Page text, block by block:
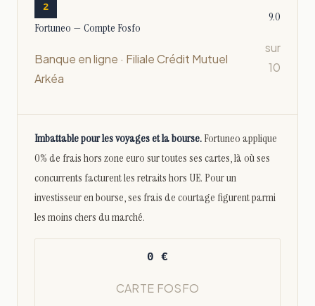
2
Fortuneo — Compte Fosfo
Banque en ligne · Filiale Crédit Mutuel
Arkéa
9.0
sur
10
Imbattable pour les voyages et la bourse.Fortuneo applique
0% de frais hors zone euro sur toutes ses cartes, là où ses
concurrents facturent les retraits hors UE. Pour un
investisseur en bourse, ses frais de courtage figurent parmi
les moins chers du marché.
0 €
CARTE FOSFO